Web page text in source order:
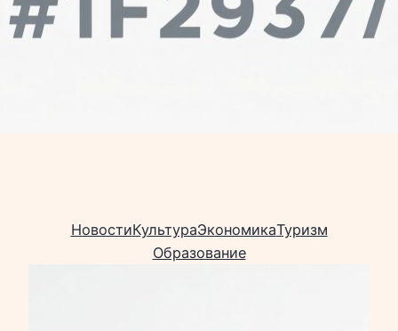
НовостиКультураЭкономикаТуризм
Образование